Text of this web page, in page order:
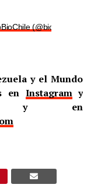
(@biobiochile)
y el Mundo
en Instagramy
en